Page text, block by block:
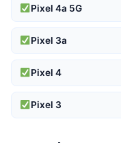
Pixel 4a 5G
Pixel 3a
Pixel 4
Pixel 3